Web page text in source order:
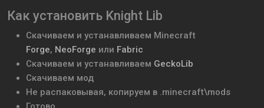
Как установить Knight Lib
Скачиваем и устанавливаем Minecraft
Forge, NeoForge или Fabric
Скачиваем и устанавливаем GeckoLib
Скачиваем мод
Не распаковывая, копируем в .minecraft\mods